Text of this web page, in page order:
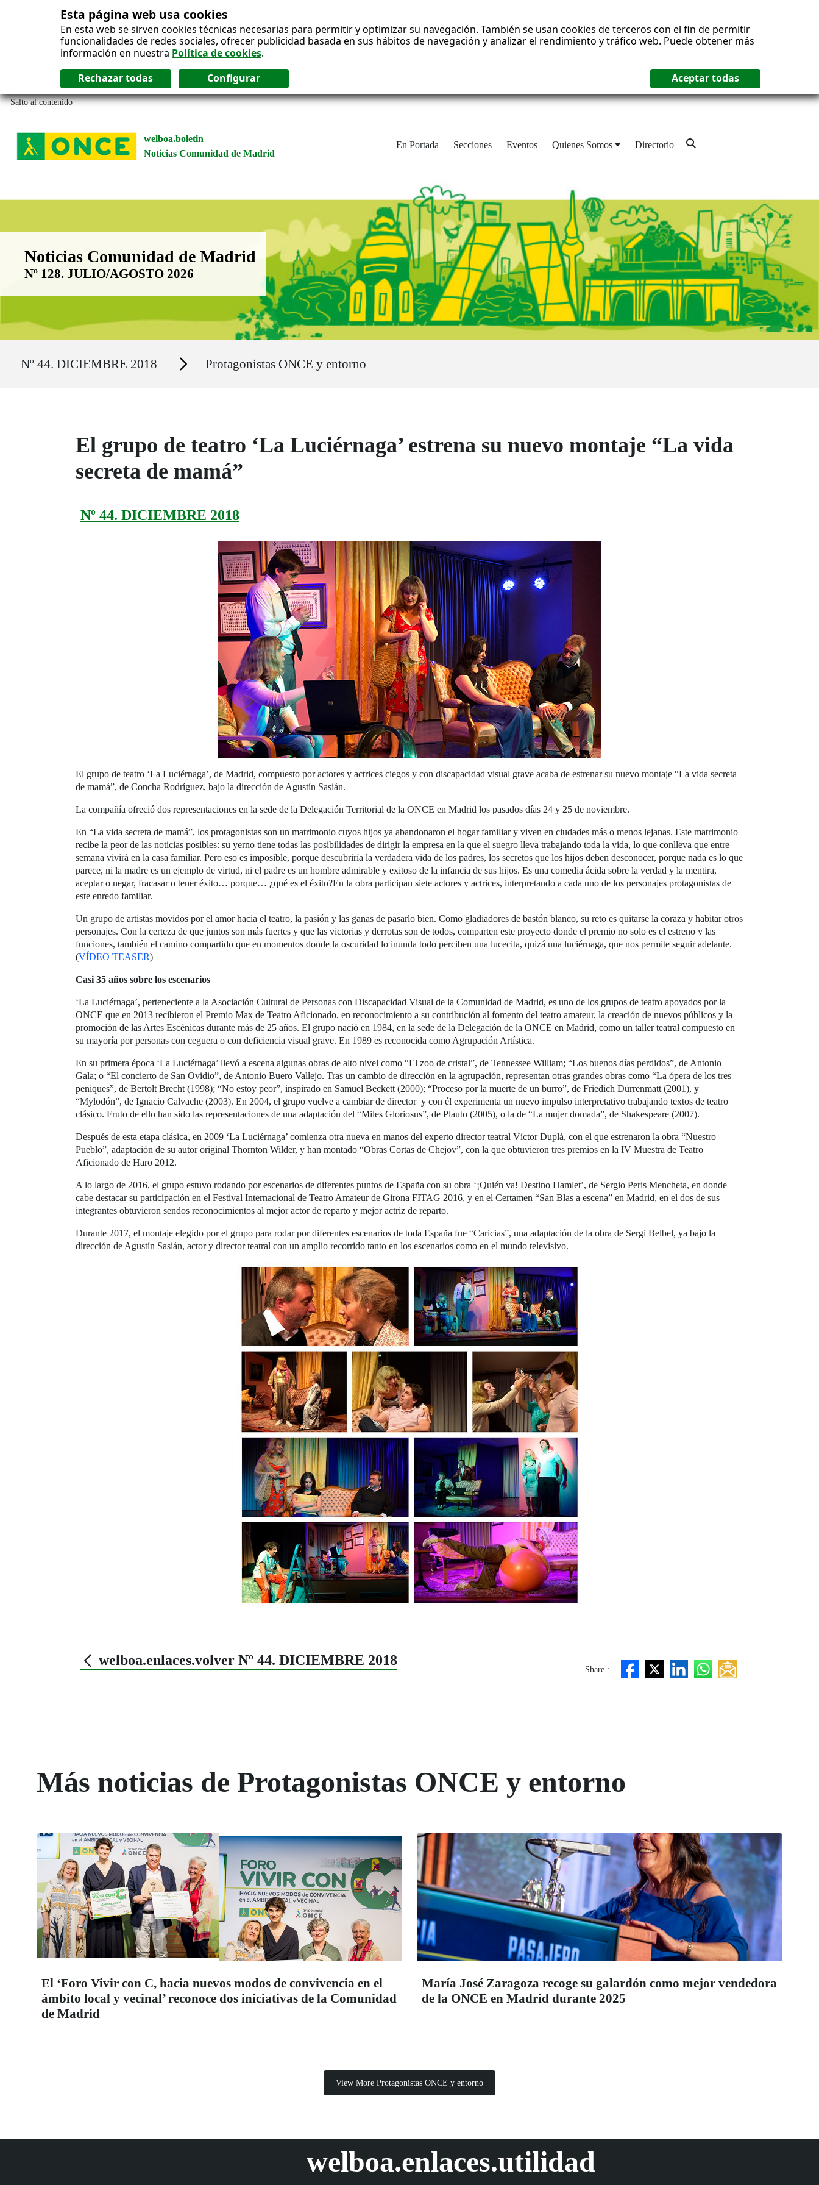
Esta página web usa cookies
En esta web se sirven cookies técnicas necesarias para permitir y optimizar su navegación. También se usan cookies de terceros con el fin de permitir
funcionalidades de redes sociales, ofrecer publicidad basada en sus hábitos de navegación y analizar el rendimiento y tráfico web. Puede obtener más
información en nuestra Política de cookies.
Salto al contenido
welboa.boletin
Noticias Comunidad de Madrid
En Portada Secciones Eventos Quienes Somos Directorio
Boletín Noticias Comunidad de Madrid
Noticias Comunidad de Madrid
Nº 128. JULIO/AGOSTO 2026
Nº 44. DICIEMBRE 2018 Secciones Protagonistas ONCE y entorno
El grupo de teatro ‘La Luciérnaga’ estrena su nuevo montaje “La vida
secreta de mamá”
Nº 44. DICIEMBRE 2018
El grupo de teatro ‘La Luciérnaga’, de Madrid, compuesto por actores y actrices ciegos y con discapacidad visual grave acaba de estrenar su nuevo montaje “La vida secreta
de mamá”, de Concha Rodríguez, bajo la dirección de Agustín Sasián.
La compañía ofreció dos representaciones en la sede de la Delegación Territorial de la ONCE en Madrid los pasados días 24 y 25 de noviembre.
En “La vida secreta de mamá”, los protagonistas son un matrimonio cuyos hijos ya abandonaron el hogar familiar y viven en ciudades más o menos lejanas. Este matrimonio
recibe la peor de las noticias posibles: su yerno tiene todas las posibilidades de dirigir la empresa en la que el suegro lleva trabajando toda la vida, lo que conlleva que entre
semana vivirá en la casa familiar. Pero eso es imposible, porque descubriría la verdadera vida de los padres, los secretos que los hijos deben desconocer, porque nada es lo que
parece, ni la madre es un ejemplo de virtud, ni el padre es un hombre admirable y exitoso de la infancia de sus hijos. Es una comedia ácida sobre la verdad y la mentira,
aceptar o negar, fracasar o tener éxito… porque… ¿qué es el éxito?En la obra participan siete actores y actrices, interpretando a cada uno de los personajes protagonistas de
este enredo familiar.
Un grupo de artistas movidos por el amor hacia el teatro, la pasión y las ganas de pasarlo bien. Como gladiadores de bastón blanco, su reto es quitarse la coraza y habitar otros
personajes. Con la certeza de que juntos son más fuertes y que las victorias y derrotas son de todos, comparten este proyecto donde el premio no solo es el estreno y las
funciones, también el camino compartido que en momentos donde la oscuridad lo inunda todo perciben una lucecita, quizá una luciérnaga, que nos permite seguir adelante.
(VÍDEO TEASER)
Casi 35 años sobre los escenarios
‘La Luciérnaga’, perteneciente a la Asociación Cultural de Personas con Discapacidad Visual de la Comunidad de Madrid, es uno de los grupos de teatro apoyados por la
ONCE que en 2013 recibieron el Premio Max de Teatro Aficionado, en reconocimiento a su contribución al fomento del teatro amateur, la creación de nuevos públicos y la
promoción de las Artes Escénicas durante más de 25 años. El grupo nació en 1984, en la sede de la Delegación de la ONCE en Madrid, como un taller teatral compuesto en
su mayoría por personas con ceguera o con deficiencia visual grave. En 1989 es reconocida como Agrupación Artística.
En su primera época ‘La Luciérnaga’ llevó a escena algunas obras de alto nivel como “El zoo de cristal”, de Tennessee William; “Los buenos días perdidos”, de Antonio
Gala; o “El concierto de San Ovidio”, de Antonio Buero Vallejo. Tras un cambio de dirección en la agrupación, representan otras grandes obras como “La ópera de los tres
peniques”, de Bertolt Brecht (1998); “No estoy peor”, inspirado en Samuel Beckett (2000); “Proceso por la muerte de un burro”, de Friedich Dürrenmatt (2001), y
“Mylodón”, de Ignacio Calvache (2003). En 2004, el grupo vuelve a cambiar de director y con él experimenta un nuevo impulso interpretativo trabajando textos de teatro
clásico. Fruto de ello han sido las representaciones de una adaptación del “Miles Gloriosus”, de Plauto (2005), o la de “La mujer domada”, de Shakespeare (2007).
Después de esta etapa clásica, en 2009 ‘La Luciérnaga’ comienza otra nueva en manos del experto director teatral Víctor Duplá, con el que estrenaron la obra “Nuestro
Pueblo”, adaptación de su autor original Thornton Wilder, y han montado “Obras Cortas de Chejov”, con la que obtuvieron tres premios en la IV Muestra de Teatro
Aficionado de Haro 2012.
A lo largo de 2016, el grupo estuvo rodando por escenarios de diferentes puntos de España con su obra ‘¡Quién va! Destino Hamlet’, de Sergio Peris Mencheta, en donde
cabe destacar su participación en el Festival Internacional de Teatro Amateur de Girona FITAG 2016, y en el Certamen “San Blas a escena” en Madrid, en el dos de sus
integrantes obtuvieron sendos reconocimientos al mejor actor de reparto y mejor actriz de reparto.
Durante 2017, el montaje elegido por el grupo para rodar por diferentes escenarios de toda España fue “Caricias”, una adaptación de la obra de Sergi Belbel, ya bajo la
dirección de Agustín Sasián, actor y director teatral con un amplio recorrido tanto en los escenarios como en el mundo televisivo.
welboa.enlaces.volver Nº 44. DICIEMBRE 2018
Share :
Más noticias de Protagonistas ONCE y entorno
El ‘Foro Vivir con C, hacia nuevos modos de convivencia en el
ámbito local y vecinal’ reconoce dos iniciativas de la Comunidad
de Madrid
María José Zaragoza recoge su galardón como mejor vendedora
de la ONCE en Madrid durante 2025
View More Protagonistas ONCE y entorno
welboa.enlaces.utilidad